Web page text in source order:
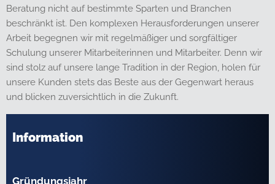
Beratung nicht auf bestimmte Sparten und Branchen
beschränkt ist. Den komplexen Herausforderungen unserer
Arbeit begegnen wir mit regelmäßiger und sorgfältiger
Schulung unserer Mitarbeiterinnen und Mitarbeiter. Denn wir
sind stolz auf unsere lange Tradition in der Region, holen für
unsere Kunden stets das Beste aus der Gegenwart heraus
und blicken zuversichtlich in die Zukunft.
Information
Gründungsjahr